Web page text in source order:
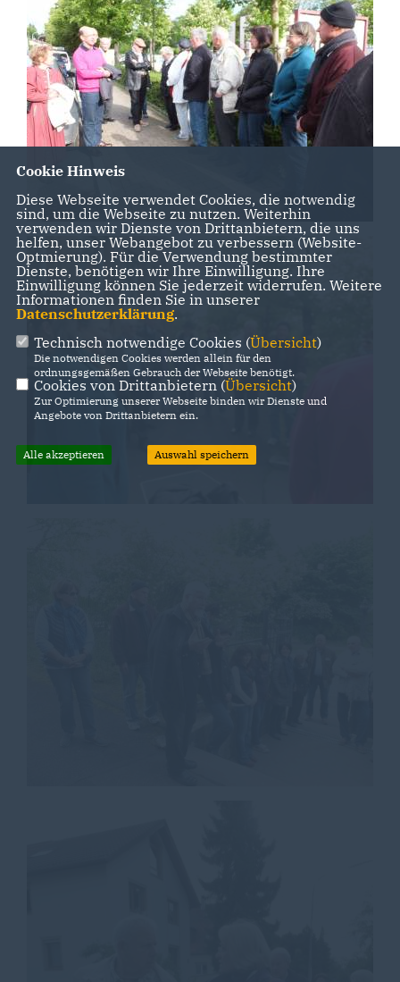
Cookie Hinweis
Diese Webseite verwendet Cookies, die notwendig
sind, um die Webseite zu nutzen. Weiterhin
verwenden wir Dienste von Drittanbietern, die uns
helfen, unser Webangebot zu verbessern (Website-
Optmierung). Für die Verwendung bestimmter
Dienste, benötigen wir Ihre Einwilligung. Ihre
Einwilligung können Sie jederzeit widerrufen. Weitere
Informationen finden Sie in unserer
Datenschutzerklärung.
Technisch notwendige Cookies (Übersicht)
Die notwendigen Cookies werden allein für den
ordnungsgemäßen Gebrauch der Webseite benötigt.
Cookies von Drittanbietern (Übersicht)
Zur Optimierung unserer Webseite binden wir Dienste und
Angebote von Drittanbietern ein.
Alle akzeptieren Auswahl speichern